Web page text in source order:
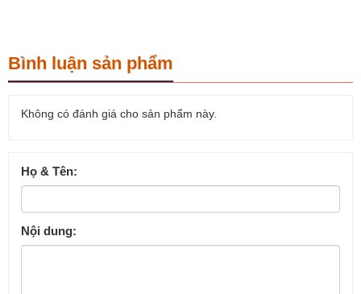
Bình luận sản phẩm
Không có đánh giá cho sản phẩm này.
Họ & Tên:
Nội dung: